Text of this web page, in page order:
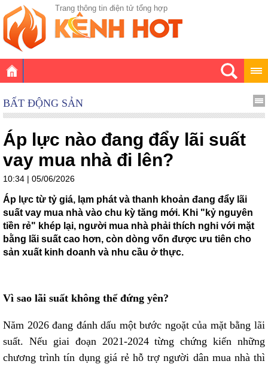
Trang thông tin điện tử tổng hợp
BẤT ĐỘNG SẢN
Áp lực nào đang đẩy lãi suất
vay mua nhà đi lên?
10:34 | 05/06/2026
Áp lực từ tỷ giá, lạm phát và thanh khoản đang đẩy lãi
suất vay mua nhà vào chu kỳ tăng mới. Khi "kỷ nguyên
tiền rẻ" khép lại, người mua nhà phải thích nghi với mặt
bằng lãi suất cao hơn, còn dòng vốn được ưu tiên cho
sản xuất kinh doanh và nhu cầu ở thực.
Vì sao lãi suất không thể đứng yên?
Năm 2026 đang đánh dấu một bước ngoặt của mặt bằng lãi
suất. Nếu giai đoạn 2021-2024 từng chứng kiến những
chương trình tín dụng giá rẻ hỗ trợ người dân mua nhà thì